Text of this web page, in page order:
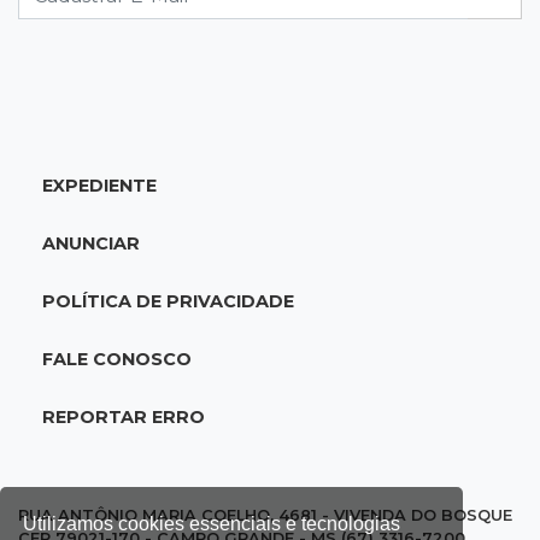
Utilizamos cookies essenciais e tecnologias
10:42Tema complexo
que travou pauta na Câmara
10:30Multado
Justiça cobra R$ 250 mil de ex-prefeito de
fazem sucesso no TikTok
EXPEDIENTE
ANUNCIAR
POLÍTICA DE PRIVACIDADE
FALE CONOSCO
REPORTAR ERRO
RUA ANTÔNIO MARIA COELHO, 4681 - VIVENDA DO BOSQUE